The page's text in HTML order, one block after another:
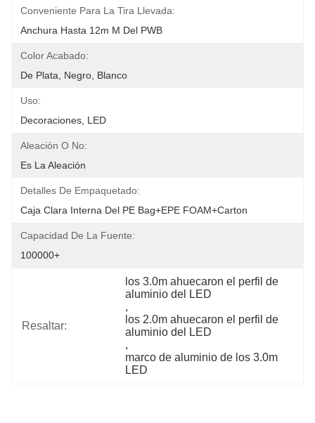
Conveniente Para La Tira Llevada:
Anchura Hasta 12m M Del PWB
Color Acabado:
De Plata, Negro, Blanco
Uso:
Decoraciones, LED
Aleación O No:
Es La Aleación
Detalles De Empaquetado:
Caja Clara Interna Del PE Bag+EPE FOAM+Carton
Capacidad De La Fuente:
100000+
Resaltar:
los 3.0m ahuecaron el perfil de
aluminio del LED
,
los 2.0m ahuecaron el perfil de
aluminio del LED
,
marco de aluminio de los 3.0m
LED